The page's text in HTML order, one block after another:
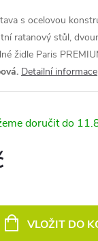
s ocelovou
ratanový stůl,
židle Paris
Detailní informace
VLOŽIT DO